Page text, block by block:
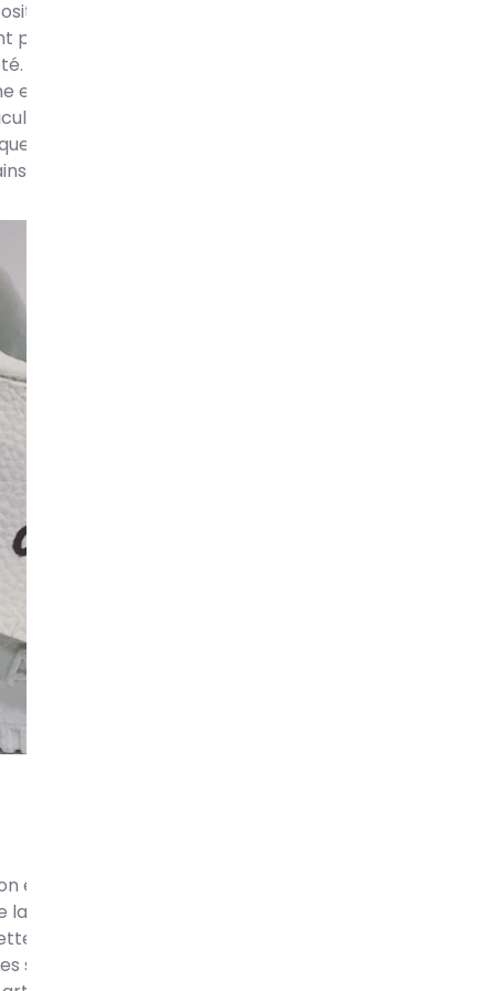
prestigieuses comme “The Rise of Sneaker
permis de mettre en lumière l’impact culturel et
Certaines sneakers customisées servent également
et de sensibilisation. Des artistes de street art
des messages.
, l’artiste britannique
a créé des sneakers customisées avec des motifs
des symboles de protestation, portant des
entre les sneakers et le street art est une fusion
la mode. Des sneakers customisées aux
symbiose a donné naissance à des œuvres d’art
sneakers ne sont plus simplement des chaussures